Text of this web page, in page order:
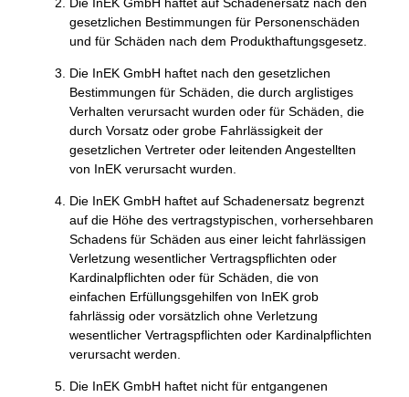
Die InEK GmbH haftet auf Schadenersatz nach den
gesetzlichen Bestimmungen für Personenschäden
und für Schäden nach dem Produkthaftungsgesetz.
Die InEK GmbH haftet nach den gesetzlichen
Bestimmungen für Schäden, die durch arglistiges
Verhalten verursacht wurden oder für Schäden, die
durch Vorsatz oder grobe Fahrlässigkeit der
gesetzlichen Vertreter oder leitenden Angestellten
von InEK verursacht wurden.
Die InEK GmbH haftet auf Schadenersatz begrenzt
auf die Höhe des vertragstypischen, vorhersehbaren
Schadens für Schäden aus einer leicht fahrlässigen
Verletzung wesentlicher Vertragspflichten oder
Kardinalpflichten oder für Schäden, die von
einfachen Erfüllungsgehilfen von InEK grob
fahrlässig oder vorsätzlich ohne Verletzung
wesentlicher Vertragspflichten oder Kardinalpflichten
verursacht werden.
Die InEK GmbH haftet nicht für entgangenen